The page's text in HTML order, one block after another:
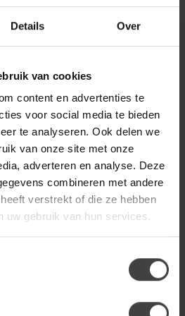
Details Over
van cookies
content en advertenties te
voor social media te bieden
te analyseren. Ook delen we
van onze site met onze
adverteren en analyse. Deze
combineren met andere
verstrekt of die ze hebben
uw gebruik van hun services.
in hoogte
zand €139,00
Encanto Be
mousse
€343,00
Barstoel €419,00